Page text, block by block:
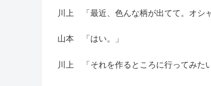
川上 「最近、色んな柄が出てて。オシ
山本 「はい。」
川上 「それを作るところに行ってみたい